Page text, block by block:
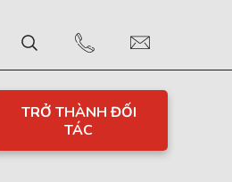
TRỞ THÀNH ĐỐI
TÁC